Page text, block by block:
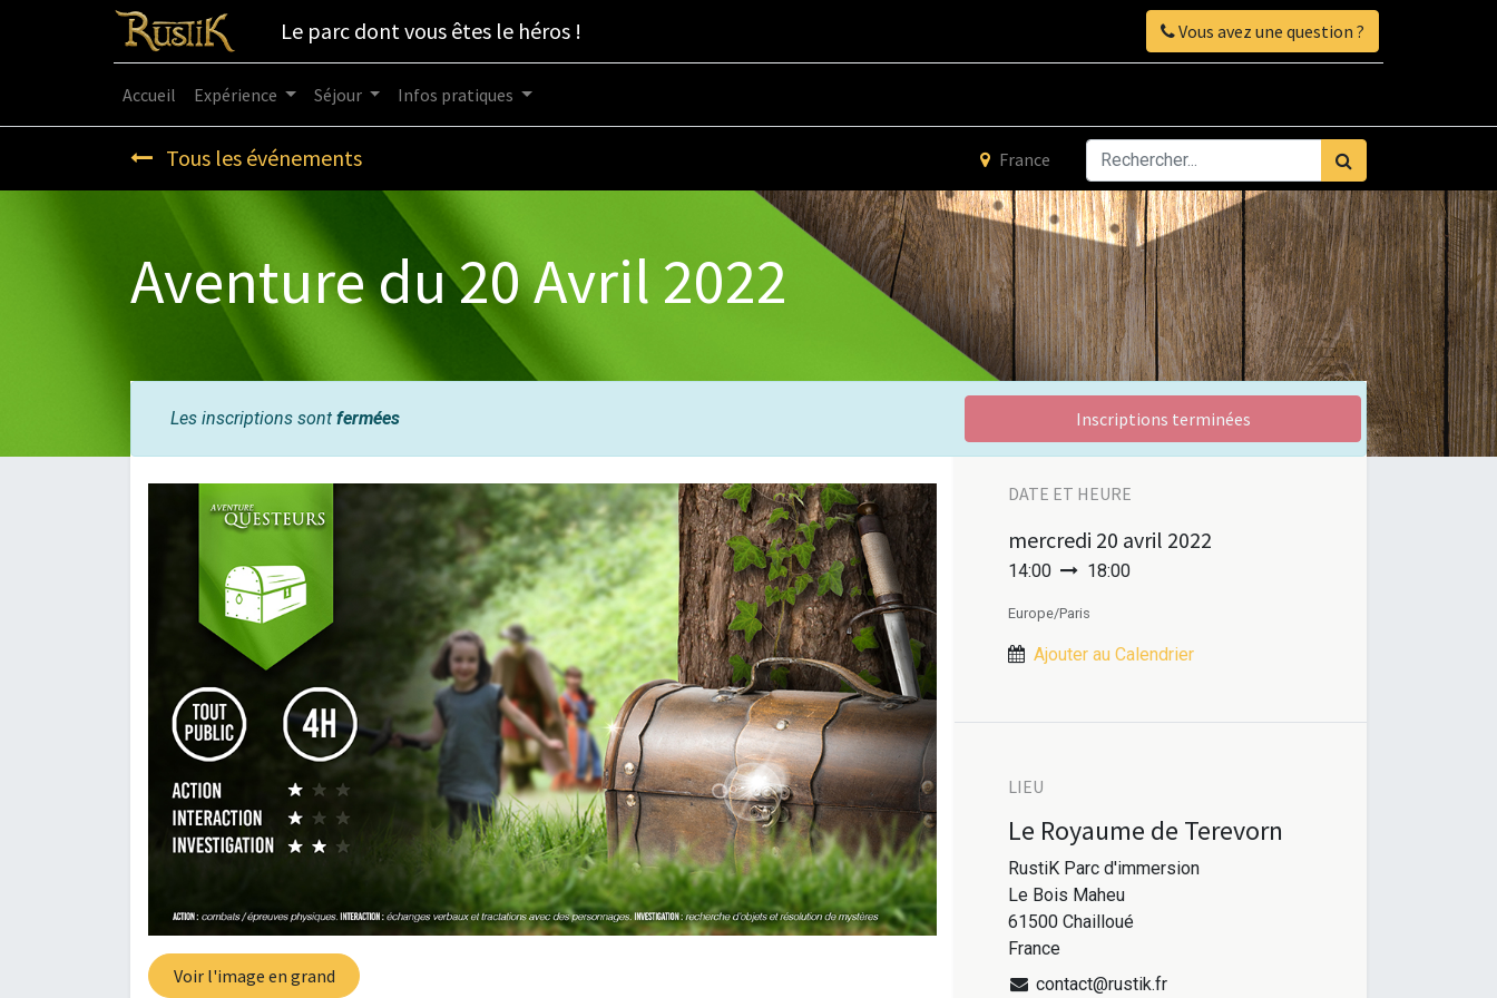
Le parc dont vous êtes le héros ! Vous avez une question ?
Accueil Expérience Séjour Infos pratiques
Tous les événements France
Aventure du 20 Avril 2022
Les inscriptions sont fermées Inscriptions terminées
Voir l'image en grand
DATE ET HEURE
mercredi 20 avril 2022
14:00 18:00
Europe/Paris
Ajouter au Calendrier
LIEU
Le Royaume de Terevorn
RustiK Parc d'immersion
Le Bois Maheu
61500 Chailloué
France
contact@rustik.fr